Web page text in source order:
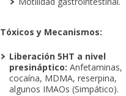
Tóxicos y Mecanismos:
Liberación 5HT a nivel
presináptico: Anfetaminas,
cocaína, MDMA, reserpina,
algunos IMAOs (Simpático).